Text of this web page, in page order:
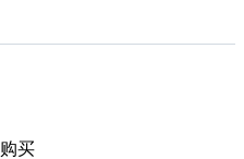
购买